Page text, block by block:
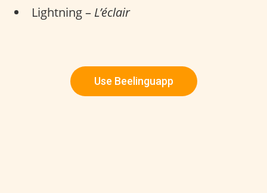
Lightning – L’éclair
Use Beelinguapp